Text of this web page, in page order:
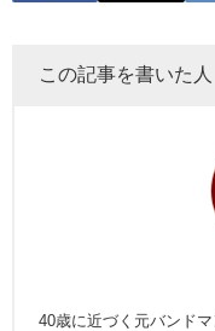
この記事を書いた人
40歳に近づく元バンド